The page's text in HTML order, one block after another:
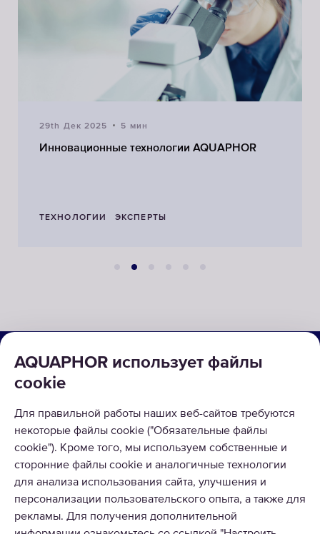
29th Дек 2025 5 мин
Инновационные технологии AQUAPHOR
ТЕХНОЛОГИИ ЭКСПЕРТЫ
AQUAPHOR использует файлы
cookie
Для правильной работы наших веб-сайтов требуются
некоторые файлы cookie ("Обязательные файлы
cookie"). Кроме того, мы используем собственные и
сторонние файлы cookie и аналогичные технологии
для анализа использования сайта, улучшения и
персонализации пользовательского опыта, а также для
рекламы. Для получения дополнительной
КАТАЛОГ
РЕШЕНИЯ
ВОЗВРАТ ТОВАРА